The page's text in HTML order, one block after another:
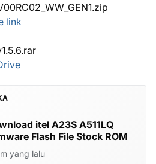
link
itel A23S A511LQ
Flash File Stock ROM
yang lalu